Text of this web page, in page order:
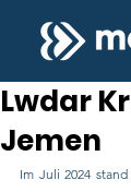
Lwdar
Jemen
Im Juli 2024